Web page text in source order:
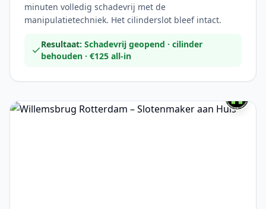
minuten volledig schadevrij met de
manipulatietechniek. Het cilinderslot bleef intact.
Resultaat: Schadevrij geopend · cilinder
behouden · €125 all-in